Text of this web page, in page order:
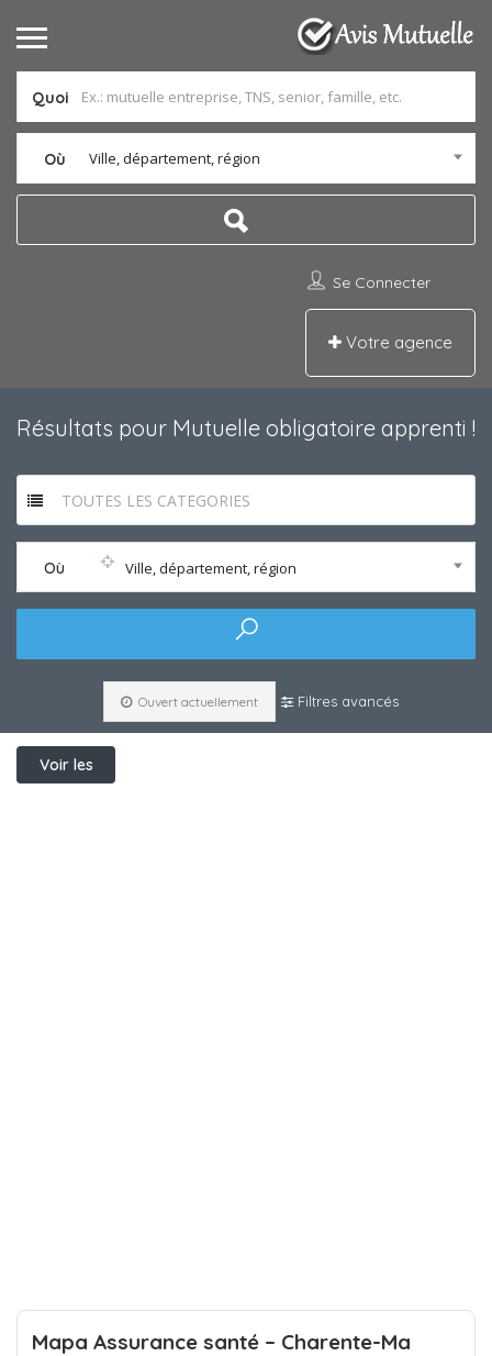
Quoi
Où Ville, département, région
Se Connecter
Votre agence
Résultats pour Mutuelle obligatoire apprenti !
TOUTES LES CATEGORIES
Où Ville, département, région
Ouvert actuellement Filtres avancés
Voir les
Mapa Assurance santé – Charente-Ma